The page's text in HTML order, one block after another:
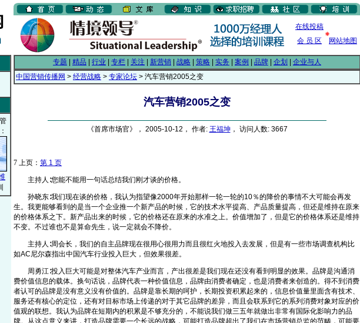
在线投稿
会 员 区
网站地图
专题 精品 行业 专栏 关注 新营销 战略 策略 实务 案例 品牌 企划
企业与人
中国营销传播网 > 经营战略 > 专家论坛 > 汽车营销2005之变
汽车营销2005之变
《首席市场官》， 2005-10-12， 作者: 王福坤， 访问人数: 3667
7 上页： 第 1 页
主持人∶您能不能用一句话总结我们刚才谈的价格。
孙晓东∶我们现在谈的价格，我认为指望像2000年开始那样一轮一轮的10％的降价的事情不大可能会再发
生。我更能够看到的是当一个企业推一个新产品的时候，它的技术水平提高、产品质量提高，但还是维持在原来
的价格体系之下。新产品出来的时候，它的价格还在原来的水准之上。价值增加了，但是它的价格体系还是维持
不变。不过谁也不是算命先生，说一定就会不降价。
主持人∶周会长，我们的自主品牌现在很用心很用力而且很红火地投入去发展，但是有一些市场调查机构比
如AC尼尔森指出中国汽车行业投入巨大，但效果很差。
周勇江∶投入巨大可能是对整体汽车产业而言，产出很差是我们现在还没有看到明显的效果。品牌是沟通消
费价值信息的载体。换句话说，品牌代表一种价值信息，品牌由消费者确定，也是消费者来创造的。得不到消费
者认可的品牌是没有意义没有价值的。品牌是靠长期的呵护，长期投资积累起来的，信息价值量里面含有技术、
服务还有核心的定位，还有对目标市场上传递的对于其它品牌的差异，而且会联系到它的系列消费对象对应的价
值观的联想。我认为品牌在短期内的积累是不够充分的，不能说我们做三五年就做出非常有国际化影响力的品
牌。从这点意义来讲，打造品牌需要一个长远的战略，可能打造品牌超出了我们在市场营销总监的范畴，可能要